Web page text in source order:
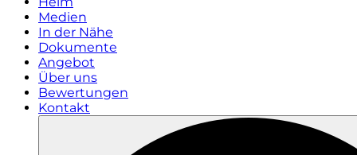
Medien
In der Nähe
Dokumente
Angebot
Über uns
Bewertungen
Kontakt